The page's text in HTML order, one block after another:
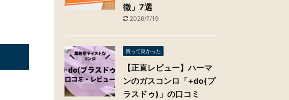
徴」7選
2026/7/19
買って良かった
【正直レビュー】ハーマ
ンのガスコンロ「+do(プ
ラスドゥ)」の口コミ